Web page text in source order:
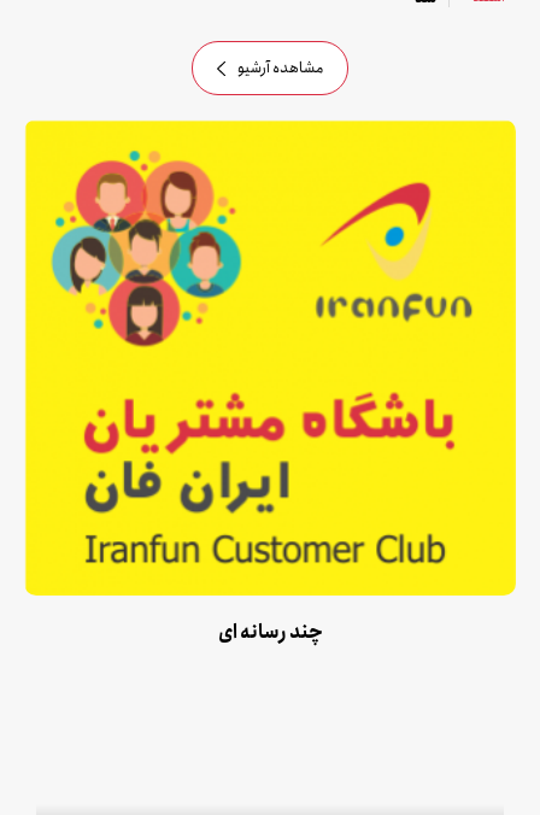
مشاهده آرشیو
چند رسانه ای